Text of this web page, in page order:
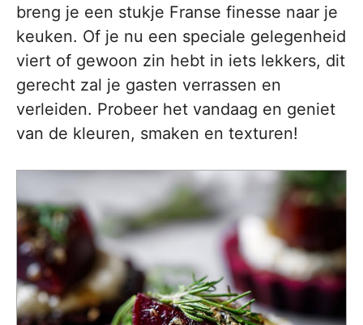
breng je een stukje Franse finesse naar je
keuken. Of je nu een speciale gelegenheid
viert of gewoon zin hebt in iets lekkers, dit
gerecht zal je gasten verrassen en
verleiden. Probeer het vandaag en geniet
van de kleuren, smaken en texturen!